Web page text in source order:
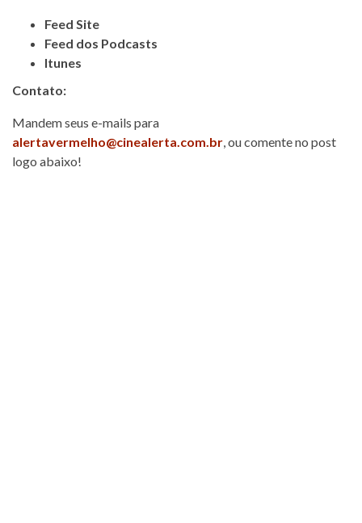
Feed Site
Feed dos Podcasts
Itunes
Contato:
Mandem seus e-mails para
alertavermelho@cinealerta.com.br , ou comente no post
logo abaixo!